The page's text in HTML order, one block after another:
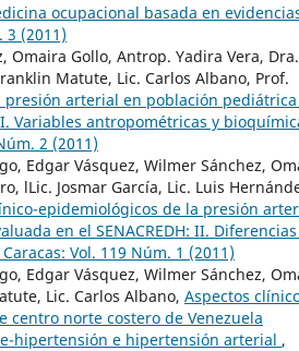
ocupacional basada en
3 (2011)
Omaira Gollo, Antrop. Yadira Vera, Dra.
Matute, Lic. Carlos Albano, Prof.
arterial en población
Variables antropométricas y
2 (2011)
Edgar Vásquez, Wilmer Sánchez,
lLic. Josmar García, Lic. Luis
epidemiológicos de la presión
en el SENACREDH: II.
Vol. 119 Núm. 1 (2011)
Edgar Vásquez, Wilmer Sánchez,
Lic. Carlos Albano, Aspectos
norte costero de Venezuela
hipertensión e hipertensión arterial ,